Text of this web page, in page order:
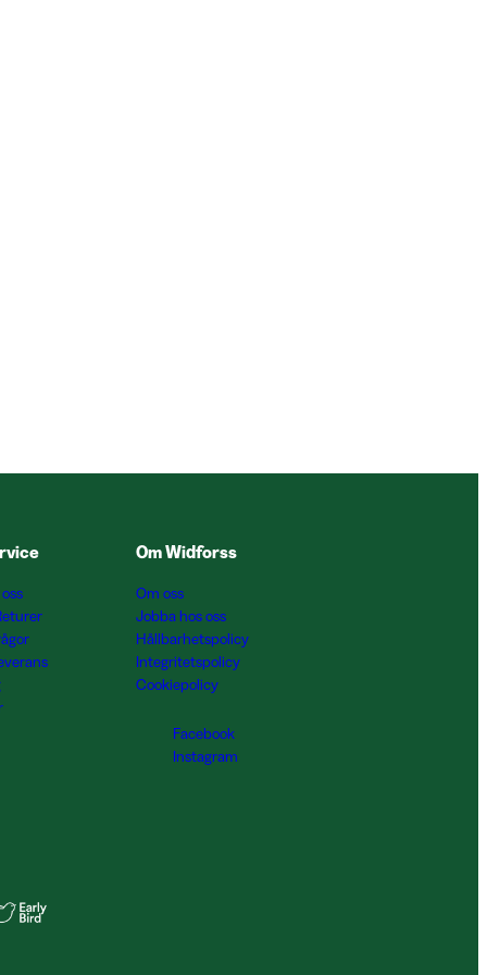
Om Widforss
Om oss
Jobba hos oss
Hållbarhetspolicy
Integritetspolicy
Cookiepolicy
Facebook
Instagram